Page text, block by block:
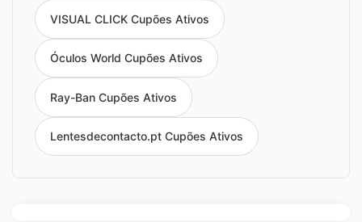
VISUAL CLICK Cupões Ativos
Óculos World Cupões Ativos
Ray-Ban Cupões Ativos
Lentesdecontacto.pt Cupões Ativos